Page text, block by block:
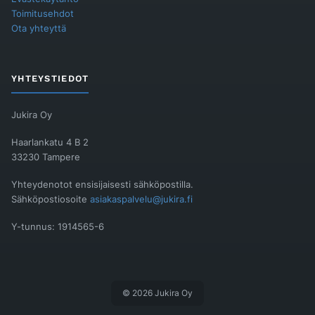
Toimitusehdot
Ota yhteyttä
YHTEYSTIEDOT
Jukira Oy
Haarlankatu 4 B 2
33230 Tampere
Yhteydenotot ensisijaisesti sähköpostilla.
Sähköpostiosoite asiakaspalvelu@jukira.fi
Y-tunnus: 1914565-6
© 2026 Jukira Oy